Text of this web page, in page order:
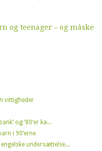
og teenager – og måske
vittigheder
og ’80’er ka...
i 90’erne
undersættelse...